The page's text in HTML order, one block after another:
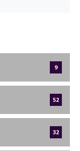
9
52
32